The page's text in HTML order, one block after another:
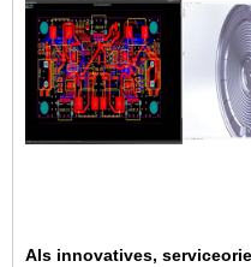
Als innovatives,